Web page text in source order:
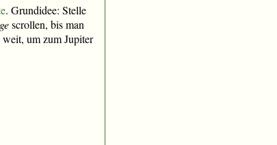
. Grundidee: Stelle
scrollen, bis man
um zum Jupiter